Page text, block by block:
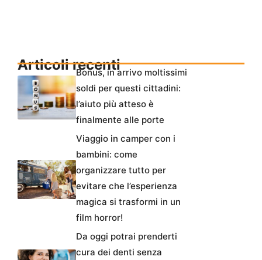
Articoli recentiBonus, in arrivo moltissimi
soldi per questi cittadini:
l’aiuto più atteso è
finalmente alle porte
Viaggio in camper con i
bambini: come
organizzare tutto per
evitare che l’esperienza
magica si trasformi in un
film horror!
Da oggi potrai prenderti
cura dei denti senza